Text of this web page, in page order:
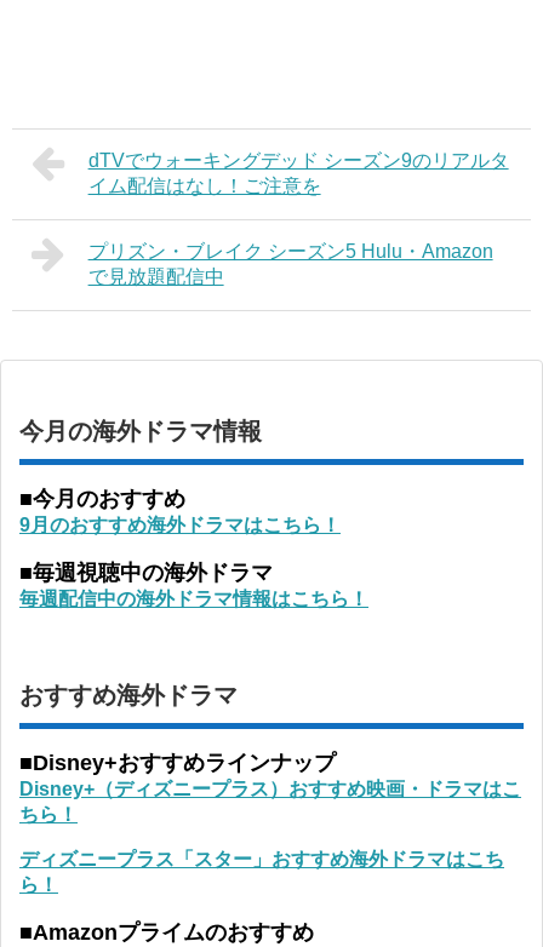
dTVでウォーキングデッド シーズン9のリアルタ
イム配信はなし！ご注意を
プリズン・ブレイク シーズン5 Hulu・Amazon
で見放題配信中
今月の海外ドラマ情報
■今月のおすすめ
9月のおすすめ海外ドラマはこちら！
■毎週視聴中の海外ドラマ
毎週配信中の海外ドラマ情報はこちら！
おすすめ海外ドラマ
■Disney+おすすめラインナップ
Disney+（ディズニープラス）おすすめ映画・ドラマはこ
ちら！
ディズニープラス「スター」おすすめ海外ドラマはこち
ら！
■Amazonプライムのおすすめ